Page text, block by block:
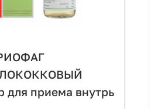
для приема внутрь